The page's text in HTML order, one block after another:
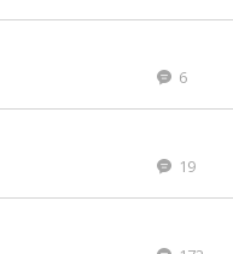
6
19